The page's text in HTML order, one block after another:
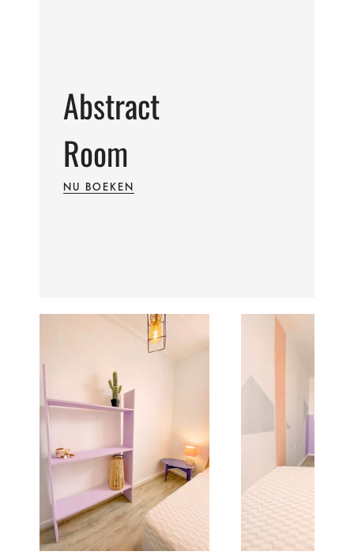
Abstract
Room
NU BOEKEN